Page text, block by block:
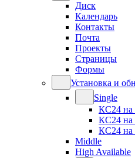
Диск
Календарь
Контакты
Почта
Проекты
Страницы
Формы
Установка и
Single
КС24 на
КС24
КС24
Middle
High Available